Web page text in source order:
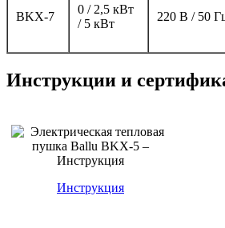
BKX-7
0 / 2,5 кВт
/ 5 кВт
220 В / 50
Инструкции и
Инструкция